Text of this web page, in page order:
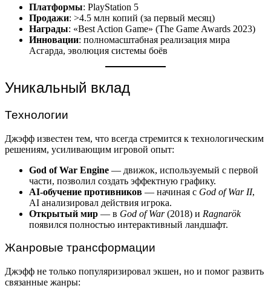
Платформы: PlayStation 5
Продажи: >4.5 млн копий (за первый месяц)
Награды: «Best Action Game» (The Game Awards 2023)
Инновации: полномасштабная реализация мира
Асгарда, эволюция системы боёв
Уникальный вклад
Технологии
Джэфф известен тем, что всегда стремится к технологическим
решениям, усиливающим игровой опыт:
God of War Engine — движок, используемый с первой
части, позволил создать эффектную графику.
AI-обучение противников — начиная с God of War II,
AI анализировал действия игрока.
Открытый мир — в God of War(2018) и Ragnarök
появился полностью интерактивный ландшафт.
Жанровые трансформации
Джэфф не только популяризировал экшен, но и помог развить
связанные жанры: